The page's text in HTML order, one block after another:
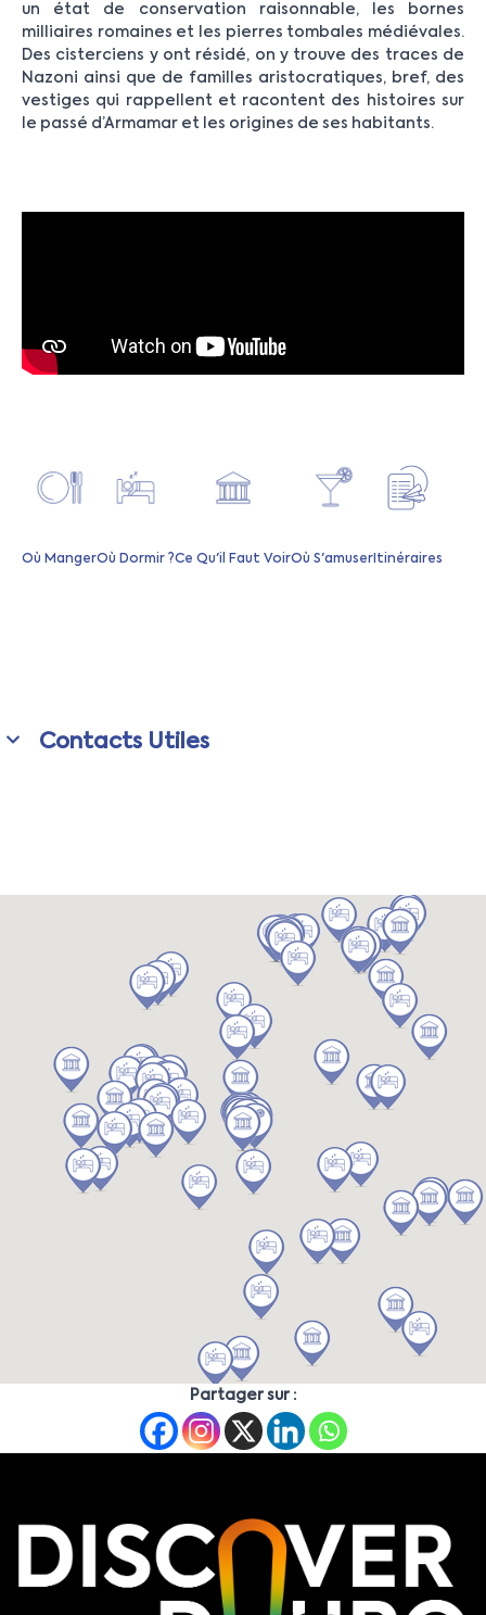
un état de conservation raisonnable, les bornes
milliaires romaines et les pierres tombales médiévales.
Des cisterciens y ont résidé, on y trouve des traces de
Nazoni ainsi que de familles aristocratiques, bref, des
vestiges qui rappellent et racontent des histoires sur
le passé d’Armamar et les origines de ses habitants.
Où MangerOù Dormir ?Ce Qu'il Faut VoirOù S'amuser Itinéraires
Contacts Utiles
Partager sur :